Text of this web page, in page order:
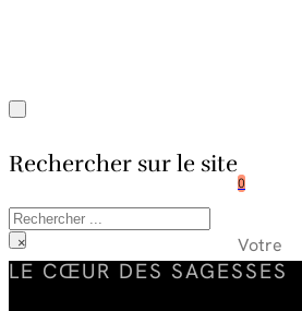
Rechercher sur le site
Rechercher
×
0
Votre
panier
LE CŒUR DES SAGESSES